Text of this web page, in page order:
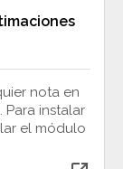
nota en
instalar
el módulo